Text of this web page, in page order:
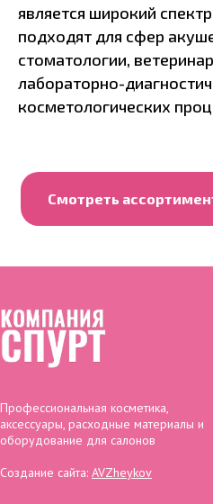
является широкий
подходят для сфер
стоматологии,
лабораторно-
косметологических
Смотреть
Профессиональная косметика,
аксессуары, расходные материалы и
оборудование для салонов
Создание сайта: AVZheykov